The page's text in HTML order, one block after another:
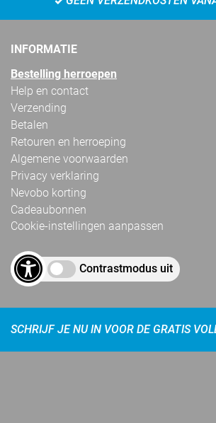
INFORMATIE
Bestelling herroepen
Help en contact
Verzending
Betalen
Retouren en herroeping
Algemene voorwaarden
Privacy verklaring
Nevobo korting
Cadeaubonnen
Cookie-instellingen aanpassen
Contrastmodus uit
SCHRIJF JE NU IN VOOR DE GRATIS